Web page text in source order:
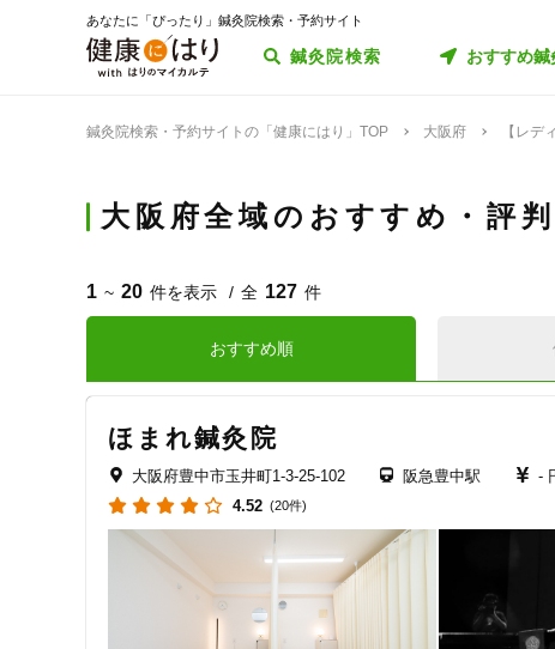
あなたに「ぴったり」鍼灸院検索・予約サイト
鍼灸院検索 おすすめ鍼
鍼灸院検索・予約サイトの「健康にはり」TOP 大阪府 【レデ
大阪府全域のおすすめ・評
1 ~ 20 件を表示 全 127 件
おすすめ順
ほまれ鍼灸院
大阪府豊中市玉井町1-3-25-102 阪急豊中駅 -
4.52 (20件)